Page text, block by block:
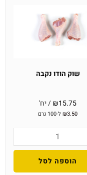
שוק הודו נקבה
₪15.75 / יח'
₪3.50 ל-100 גרם
הוספה לסל